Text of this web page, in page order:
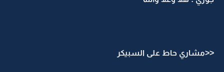
<<مشاري حاط على السبيكر